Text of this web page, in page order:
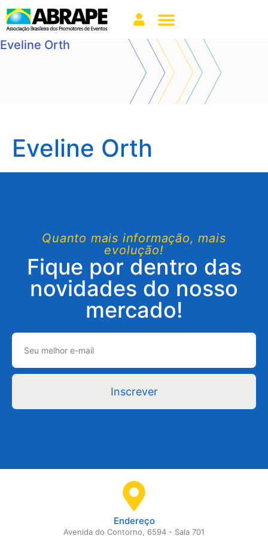
Eveline Orth
Eveline Orth
Quanto mais informação, mais
evolução!
Fique por dentro das
novidades do nosso
mercado!
Inscrever
Endereço
Avenida do Contorno, 6594 - Sala 701